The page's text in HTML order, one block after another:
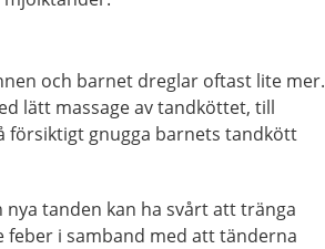
och barnet dreglar oftast lite mer.
lätt massage av tandköttet, till
försiktigt gnugga barnets tandkött
tanden kan ha svårt att tränga
i samband med att tänderna